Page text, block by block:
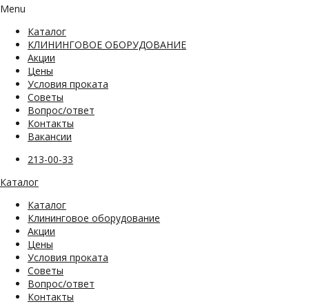
Menu
Каталог
КЛИНИНГОВОЕ ОБОРУДОВАНИЕ
Акции
Цены
Условия проката
Советы
Вопрос/ответ
Контакты
Вакансии
213-00-33
Каталог
Каталог
Клининговое оборудование
Акции
Цены
Условия проката
Советы
Вопрос/ответ
Контакты